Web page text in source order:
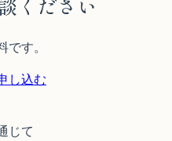
ください
す。
し込む
じて